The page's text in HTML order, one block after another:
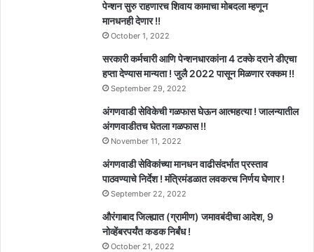
पेन्शन सुरु राहणारच शिवाय कामाचा मोबदला म्हणून
मानधनही देणार !!
October 1, 2022
सरकारी कर्मचारी आणि पेन्शनधारकांना 4 टक्के दराने डीएचा
हप्ता देण्यास मान्यता ! जुलै 2022 पासून मिळणार रक्कम !!
September 29, 2022
अंगणवाडी सेविकेची गळफास घेऊन आत्महत्या ! जालन्यातील
अंगणवाडीतच घेतला गळफास !!
November 11, 2022
अंगणवाडी सेविकांच्या मानधन वाढीसंदर्भात प्रस्ताव
पाठवण्याचे निर्देश ! मंत्रिमंडळात लवकरच निर्णय घेणार !
September 22, 2022
औरंगाबाद जिल्ह्यात (ग्रामीण) जमावबंदीचा आदेश, 9
नोव्हेंबरपर्यंत कडक निर्बंध !
October 21, 2022